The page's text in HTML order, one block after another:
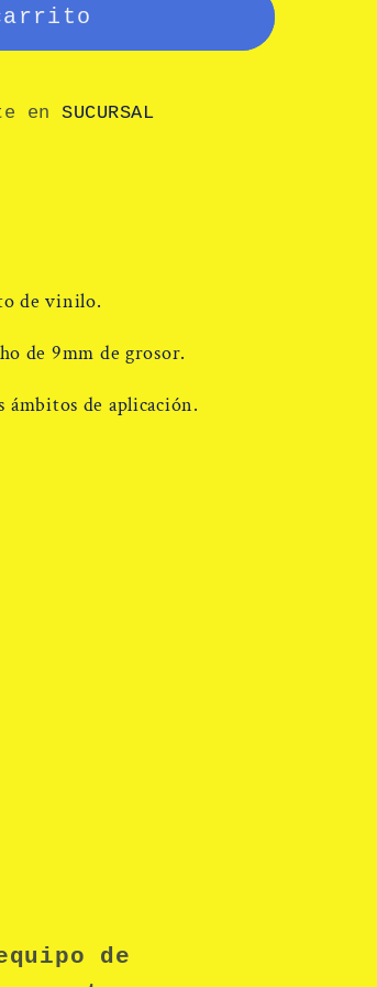
enSUCURSAL
de vinilo.
de 9mm de grosor.
ámbitos de aplicación.
de